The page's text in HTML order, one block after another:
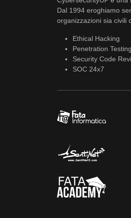
Dal 1994 eroghiamo
organizzazioni sia civili
Ethical Hacking
Penetration Testing
Security Code
SOC 24x7